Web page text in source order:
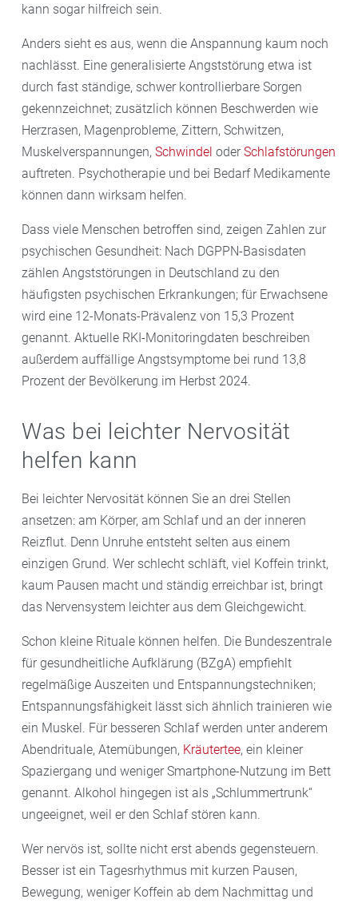
kann sogar hilfreich sein.
Anders sieht es aus, wenn die Anspannung kaum noch
nachlässt. Eine generalisierte Angststörung etwa ist
durch fast ständige, schwer kontrollierbare Sorgen
gekennzeichnet; zusätzlich können Beschwerden wie
Herzrasen, Magenprobleme, Zittern, Schwitzen,
Muskelverspannungen, Schwindel oder Schlafstörungen
auftreten. Psychotherapie und bei Bedarf Medikamente
können dann wirksam helfen.
Dass viele Menschen betroffen sind, zeigen Zahlen zur
psychischen Gesundheit: Nach DGPPN-Basisdaten
zählen Angststörungen in Deutschland zu den
häufigsten psychischen Erkrankungen; für Erwachsene
wird eine 12-Monats-Prävalenz von 15,3 Prozent
genannt. Aktuelle RKI-Monitoringdaten beschreiben
außerdem auffällige Angstsymptome bei rund 13,8
Prozent der Bevölkerung im Herbst 2024.
Was bei leichter Nervosität
helfen kann
Bei leichter Nervosität können Sie an drei Stellen
ansetzen: am Körper, am Schlaf und an der inneren
Reizflut. Denn Unruhe entsteht selten aus einem
einzigen Grund. Wer schlecht schläft, viel Koffein trinkt,
kaum Pausen macht und ständig erreichbar ist, bringt
das Nervensystem leichter aus dem Gleichgewicht.
Schon kleine Rituale können helfen. Die Bundeszentrale
für gesundheitliche Aufklärung (BZgA) empfiehlt
regelmäßige Auszeiten und Entspannungstechniken;
Entspannungsfähigkeit lässt sich ähnlich trainieren wie
ein Muskel. Für besseren Schlaf werden unter anderem
Abendrituale, Atemübungen, Kräutertee, ein kleiner
Spaziergang und weniger Smartphone-Nutzung im Bett
genannt. Alkohol hingegen ist als „Schlummertrunk“
ungeeignet, weil er den Schlaf stören kann.
Wer nervös ist, sollte nicht erst abends gegensteuern.
Besser ist ein Tagesrhythmus mit kurzen Pausen,
Bewegung, weniger Koffein ab dem Nachmittag und